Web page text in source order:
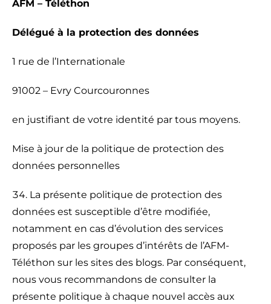
AFM – Téléthon
Délégué à la protection des données
1 rue de l’Internationale
91002 – Evry Courcouronnes
en justifiant de votre identité par tous moyens.
Mise à jour de la politique de protection des
données personnelles
La présente politique de protection des
données est susceptible d’être modifiée,
notamment en cas d’évolution des services
proposés par les groupes d’intérêts de l’AFM-
Téléthon sur les sites des blogs. Par conséquent,
nous vous recommandons de consulter la
présente politique à chaque nouvel accès aux